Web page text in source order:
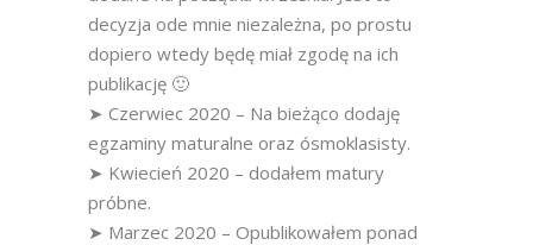
decyzja ode mnie niezależna, po prostu
dopiero wtedy będę miał zgodę na ich
publikację 🙂
➤ Czerwiec 2020 – Na bieżąco dodaję
egzaminy maturalne oraz ósmoklasisty.
➤ Kwiecień 2020 – dodałem matury
próbne.
➤ Marzec 2020 – Opublikowałem ponad